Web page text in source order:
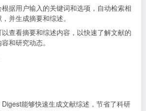
根据用户输入的关键词和选项，自动检索相
并生成摘要和综述。
以查看摘要和综述内容，以快速了解文献的
和研究动态。
Digest能够快速生成文献综述，节省了科研